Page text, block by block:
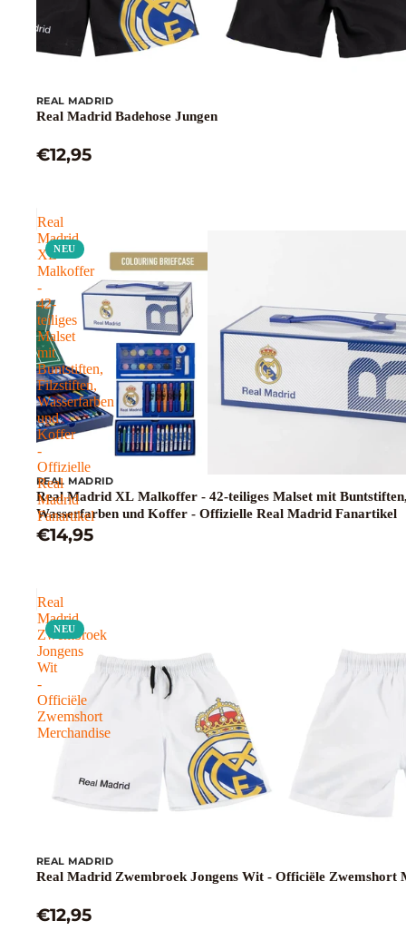
REAL MADRID
Real Madrid Badehose Jungen
€12,95
Real
Madrid
XL
Malkoffer
-
42-
teiliges
Malset
mit
Buntstiften,
Filzstiften,
Wasserfarben
und
Koffer
-
Offizielle
Real
Madrid
Fanartikel
NEU
REAL MADRID
Real Madrid XL Malkoffer - 42-teiliges Malset mit
Wasserfarben und Koffer - Offizielle Real Madrid Fanartikel
€14,95
Real
Madrid
Zwembroek
Jongens
Wit
-
Officiële
Zwemshort
Merchandise
NEU
REAL MADRID
Real Madrid Zwembroek Jongens Wit - Officiële Zwemshort
€12,95